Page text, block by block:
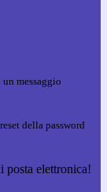
messaggio
della password
posta elettronica!